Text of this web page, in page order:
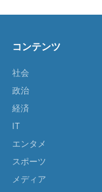
コンテンツ
社会
政治
経済
IT
エンタメ
スポーツ
メディア